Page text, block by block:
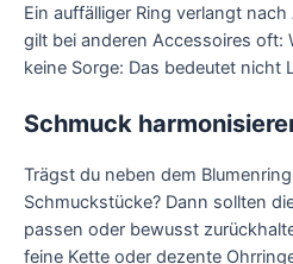
Ein auffälliger Ring verlangt
gilt bei anderen Accessoires oft:
keine Sorge: Das bedeutet nicht
Schmuck
Trägst du neben dem
Schmuckstücke? Dann sollten
passen oder bewusst
feine Kette oder dezente